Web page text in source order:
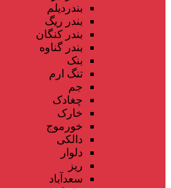
بندردیلم
بندر ریگ
بندر کنگان
بندر گناوه
بنک
تنگ ارم
جم
چغادک
خارک
خورموج
دالکی
دلوار
ریز
سعدآباد